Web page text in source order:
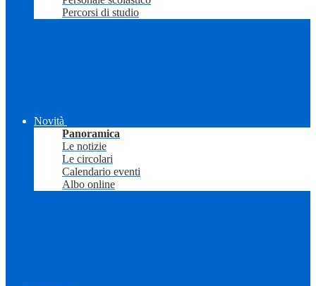
Percorsi di studio
Novità
Panoramica
Le notizie
Le circolari
Calendario eventi
Albo online